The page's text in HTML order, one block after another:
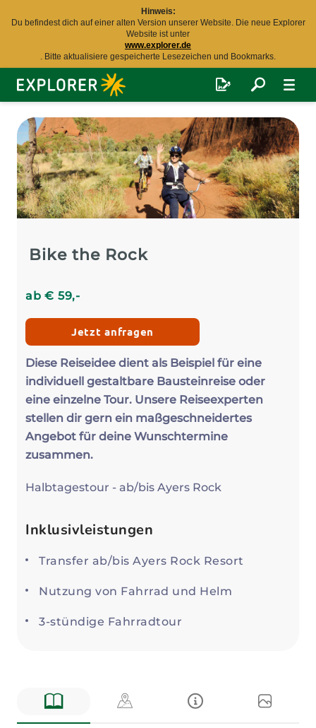
Hinweis:
Du befindest dich auf einer alten Version unserer Website. Die neue Explorer
Website ist unter
www.explorer.de
. Bitte aktualisiere gespeicherte Lesezeichen und Bookmarks.
Explorer
Fernreisen
Bike the Rock
ab€ 59,-
Jetzt anfragen
Diese Reiseidee dient als Beispiel für eine
individuell gestaltbare Bausteinreise oder
eine einzelne Tour. Unsere Reiseexperten
stellen dir gern ein maßgeschneidertes
Angebot für deine Wunschtermine
zusammen.
Halbtagestour - ab/bis Ayers Rock
Inklusivleistungen
Transfer ab/bis Ayers Rock Resort
Nutzung von Fahrrad und Helm
3-stündige Fahrradtour